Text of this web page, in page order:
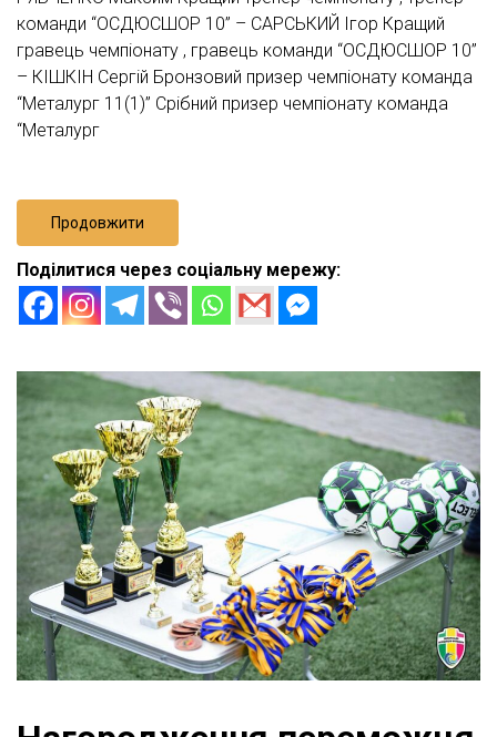
команди “ОСДЮСШОР 10” – САРСЬКИЙ Ігор Кращий
гравець чемпіонату , гравець команди “ОСДЮСШОР 10”
– КІШКІН Сергій Бронзовий призер чемпіонату команда
“Металург 11(1)” Срібний призер чемпіонату команда
“Металург
Продовжити
Поділитися через соціальну мережу: